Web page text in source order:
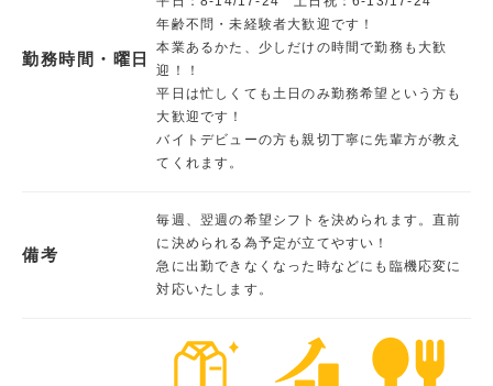
勤務時間・曜日
年齢不問・未経験者大歓迎です！
本業あるかた、少しだけの時間で勤務も大歓
迎！！
平日は忙しくても土日のみ勤務希望という方も
大歓迎です！
バイトデビューの方も親切丁寧に先輩方が教え
てくれます。
備考
毎週、翌週の希望シフトを決められます。直前
に決められる為予定が立てやすい！
急に出勤できなくなった時などにも臨機応変に
対応いたします。